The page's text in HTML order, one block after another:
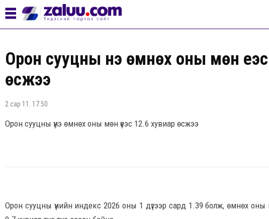
Орон сууцны үнэ өмнөх оны мөн
өсжээ
2 сар 11. 17:50
Орон сууцны үнэ өмнөх оны мөн үеэс 12.6 хувиар өсжээ
Орон сууцны үнийн индекс 2026 оны 1 дүгээр сард 1.39 болж, өмнөх оны